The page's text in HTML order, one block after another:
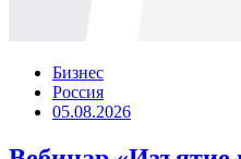
Бизнес
Россия
05.08.2026